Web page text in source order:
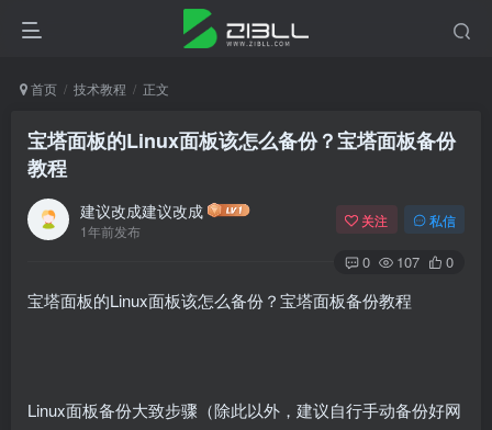
首页 技术教程 正文
宝塔面板的Linux面板该怎么备份？宝塔面板备份
教程
建议改成建议改成
1年前发布
关注 私信
0 107 0
宝塔面板的Linux面板该怎么备份？宝塔面板备份教程
Linux面板备份大致步骤（除此以外，建议自行手动备份好网